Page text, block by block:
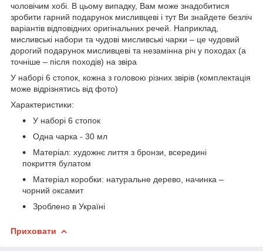
чоловічим хобі. В цьому випадку, Вам може знадобитися
зробити гарний подарунок мисливцеві і тут Ви знайдете безліч
варіантів відповідних оригінальних речей. Наприклад,
мисливські набори та чудові мисливські чарки – це чудовий
дорогий подарунок мисливцеві та незамінна річ у походах (а
точніше – після походів) на звіра
У наборі 6 стопок, кожна з головою різних звірів (комплектація
може відрізнятись від фото)
Характеристики:
У наборі 6 стопок
Одна чарка - 30 мл
Матеріал: художнє лиття з бронзи, всередині
покриття булатом
Матеріал коробки: натуральне дерево, начинка –
чорний оксамит
Зроблено в Україні
Приховати